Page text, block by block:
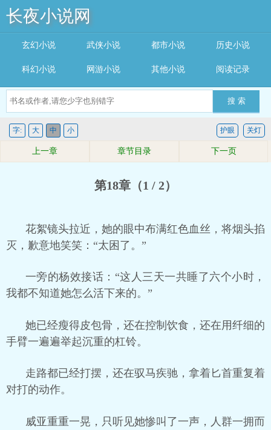
长夜小说网
搜 索
玄幻小说 武侠小说 都市小说 历史小说
科幻小说 网游小说 其他小说 阅读记录
字: 大 中 小 关灯
护眼
第18章（1 / 2）
上一章 章节目录 下一页
花絮镜头拉近，她的眼中布满红色血丝，将烟头掐
灭，歉意地笑笑：“太困了。”
一旁的杨效接话：“这人三天一共睡了六个小时，
我都不知道她怎么活下来的。”
她已经瘦得皮包骨，还在控制饮食，还在用纤细的
手臂一遍遍举起沉重的杠铃。
走路都已经打摆，还在驭马疾驰，拿着匕首重复着
对打的动作。
威亚重重一晃，只听见她惨叫了一声，人群一拥而